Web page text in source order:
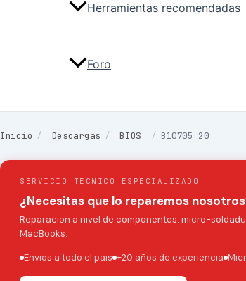
Herramientas recomendadas
Foro
Inicio / Descargas / BIOS / B10705_20
SERVICIO TECNICO ESPECIALIZADO
¿Necesitas que lo reparemos
Reparacion a nivel de componentes: micro-
MacBooks.
Envios a todo el pais +20 años de experiencia